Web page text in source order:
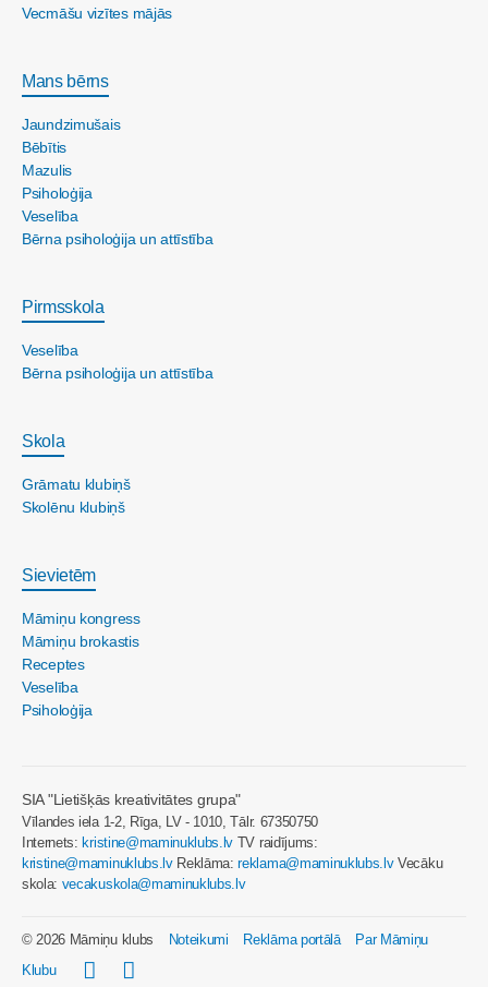
Vecmāšu vizītes mājās
Mans bērns
Jaundzimušais
Bēbītis
Mazulis
Psiholoģija
Veselība
Bērna psiholoģija un attīstība
Pirmsskola
Veselība
Bērna psiholoģija un attīstība
Skola
Grāmatu klubiņš
Skolēnu klubiņš
Sievietēm
Māmiņu kongress
Māmiņu brokastis
Receptes
Veselība
Psiholoģija
SIA "Lietišķās kreativitātes grupa"
Vīlandes iela 1-2, Rīga, LV - 1010, Tālr. 67350750
Internets:kristine@maminuklubs.lv TV raidījums:
kristine@maminuklubs.lvReklāma:reklama@maminuklubs.lvVecāku
skola: vecakuskola@maminuklubs.lv
© 2026 Māmiņu klubs Noteikumi Reklāma portālā
Par Māmiņu
Klubu